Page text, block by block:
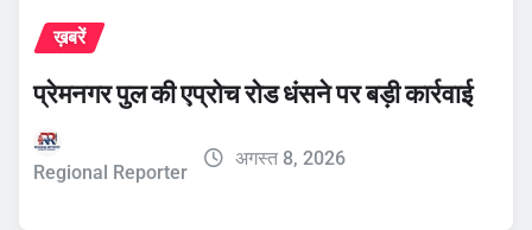
ख़बरें
प्रेमनगर पुल की एप्रोच रोड धंसने पर बड़ी कार्रवाई
Regional Reporter
अगस्त 8, 2026